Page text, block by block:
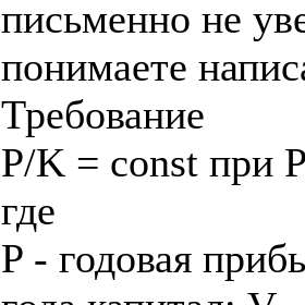
письменно не
понимаете
Требование
P/K = const при
где
P - годовая